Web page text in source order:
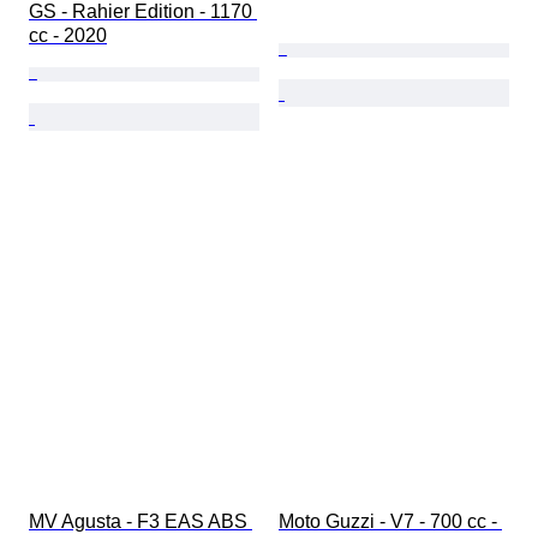
GS - Rahier Edition - 1170
cc - 2020
MV Agusta - F3 EAS ABS
Moto Guzzi - V7 - 700 cc -